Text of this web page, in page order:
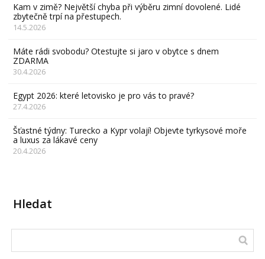
Kam v zimě? Největší chyba při výběru zimní dovolené. Lidé
zbytečně trpí na přestupech.
14.5.2026
Máte rádi svobodu? Otestujte si jaro v obytce s dnem
ZDARMA
30.4.2026
Egypt 2026: které letovisko je pro vás to pravé?
27.4.2026
Šťastné týdny: Turecko a Kypr volají! Objevte tyrkysové moře
a luxus za lákavé ceny
20.4.2026
Hledat